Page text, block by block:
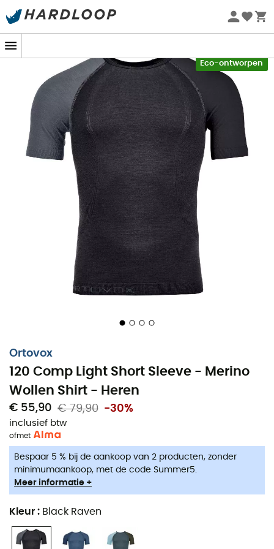
Zomeraanbiedingen 🔥 -5% EXTRA vanaf 2 producten* met
Eco-ontworpen
Ortovox
120 Comp Light Short Sleeve - Merino
Wollen Shirt - Heren
€ 55,90 € 79,90 -30%
inclusief btw
ofmet
Bespaar 5 % bij de aankoop van 2 producten, zonder
minimumaankoop, met de code Summer5.
Meer informatie +
Kleur : Black Raven